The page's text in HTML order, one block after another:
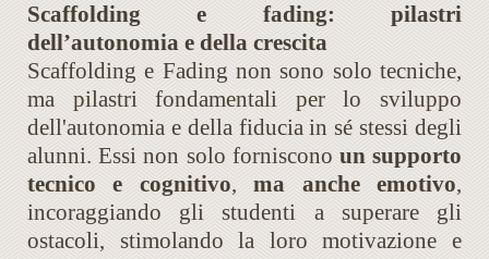
Scaffolding e fading: pilastri
dell’autonomia e della crescita
Scaffolding e Fading non sono solo tecniche,
ma pilastri fondamentali per lo sviluppo
dell'autonomia e della fiducia in sé stessi degli
alunni. Essi non solo forniscono un supporto
tecnico e cognitivo,ma anche emotivo,
incoraggiando gli studenti a superare gli
ostacoli, stimolando la loro motivazione e